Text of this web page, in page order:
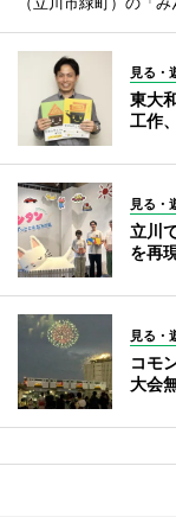
見る・
東大
工作
見る・
立川
を再
見る・
コモ
大会